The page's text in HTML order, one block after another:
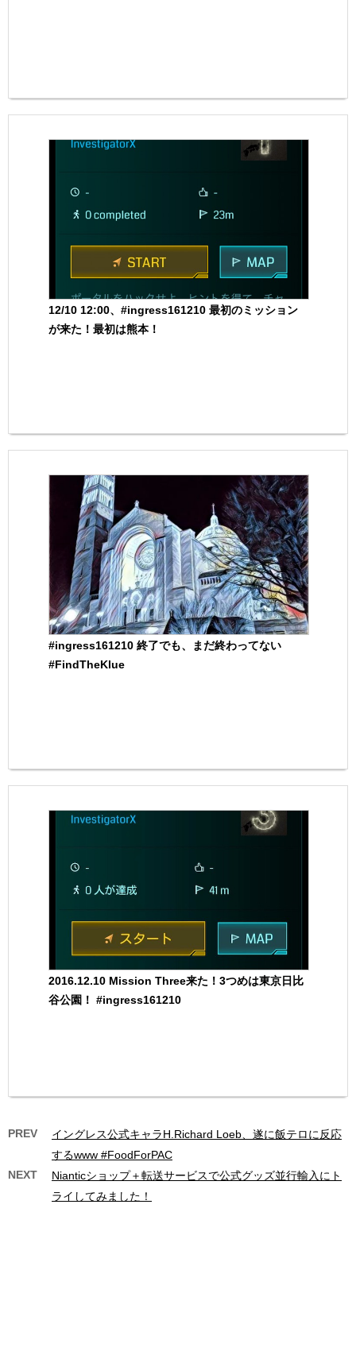
12/10 12:00、#ingress161210 最初のミッション
が来た！最初は熊本！
#ingress161210 終了でも、まだ終わってない
#FindTheKlue
2016.12.10 Mission Three来た！3つめは東京日比
谷公園！ #ingress161210
PREV
イングレス公式キャラH.Richard Loeb、遂に飯テロに反応
するwww #FoodForPAC
NEXT
Nianticショップ＋転送サービスで公式グッズ並行輸入にト
ライしてみました！